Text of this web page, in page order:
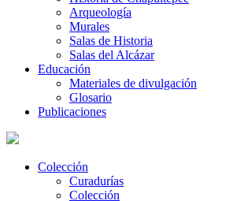
Arqueología
Murales
Salas de Historia
Salas del Alcázar
Educación
Materiales de divulgación
Glosario
Publicaciones
Colección
Curadurías
Colección